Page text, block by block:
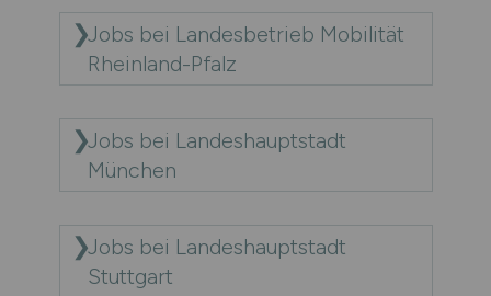
Jobs bei Landesbetrieb Mobilität
Rheinland-Pfalz
Jobs bei Landeshauptstadt
München
Jobs bei Landeshauptstadt
Stuttgart